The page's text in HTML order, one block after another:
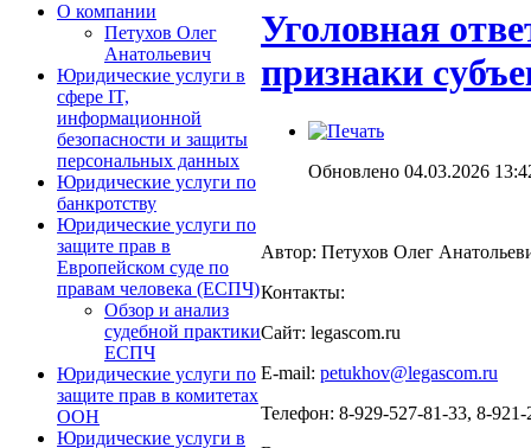
О компании
Петухов Олег
Анатольевич
Юридические услуги в
сфере IT,
информационной
безопасности и защиты
персональных данных
Юридические услуги по
банкротству
Юридические услуги по
защите прав в
Европейском суде по
правам человека (ЕСПЧ)
Обзор и анализ
судебной практики
ЕСПЧ
Юридические услуги по
защите прав в комитетах
ООН
Юридические услуги в
Уголовная
признаки
Обновлено 04.03.2026
Автор: Петухов Олег
Контакты:
Сайт: legascom.ru
E‑mail: petukhov@legascom.ru
Телефон: 8-929-527-81-33, 8-921-